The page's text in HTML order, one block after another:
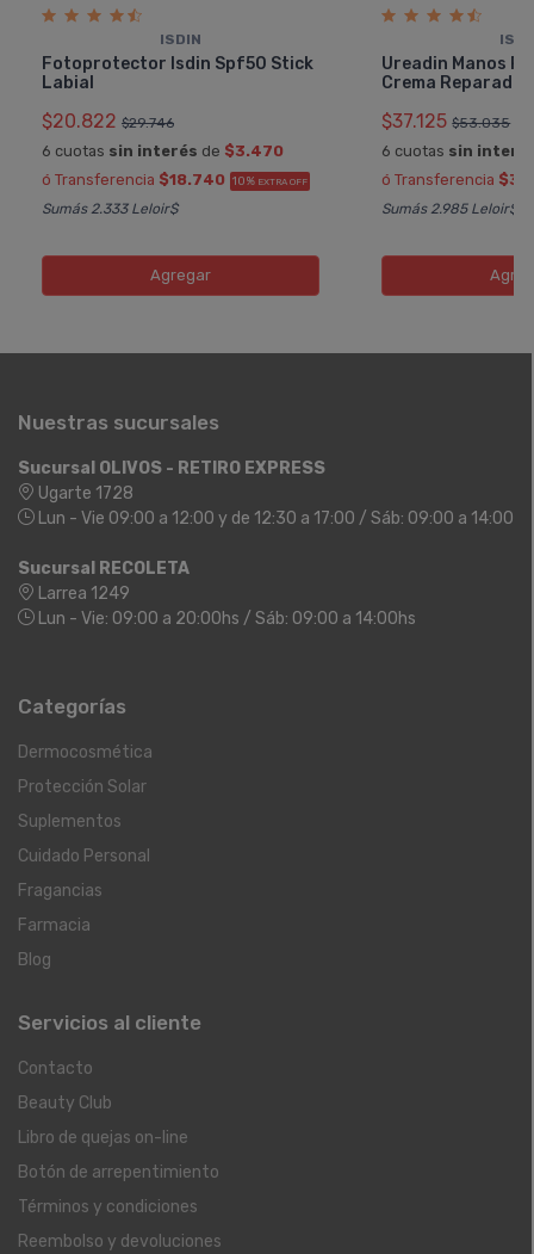
ISDIN
Fotoprotector Isdin Spf50 Stick
Labial
$20.822 $29.746
6 cuotas sin interés de $3.470
ó Transferencia $18.740 10% EXTRA OFF
Sumás 2.333 Leloir$
Agregar
Ureadin Manos
Crema
$37.125 $53.035
6 cuotas sin
ó Transferencia
Sumás 2.985 Leloir$
Nuestras sucursales
Sucursal OLIVOS - RETIRO EXPRESS
Ugarte 1728
Lun - Vie 09:00 a 12:00 y de 12:30 a 17:00 / Sáb: 09:00 a 14:00
Sucursal RECOLETA
Larrea 1249
Lun - Vie: 09:00 a 20:00hs / Sáb: 09:00 a 14:00hs
Categorías
Dermocosmética
Protección Solar
Suplementos
Cuidado Personal
Fragancias
Farmacia
Blog
Servicios al cliente
Contacto
Beauty Club
Libro de quejas on-line
Botón de arrepentimiento
Términos y condiciones
Reembolso y devoluciones